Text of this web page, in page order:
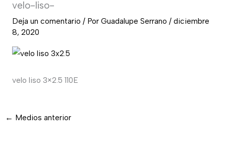
velo-liso-
Deja un comentario / Por Guadalupe Serrano / diciembre
8, 2020
velo liso 3×2.5 110E
← Medios anterior